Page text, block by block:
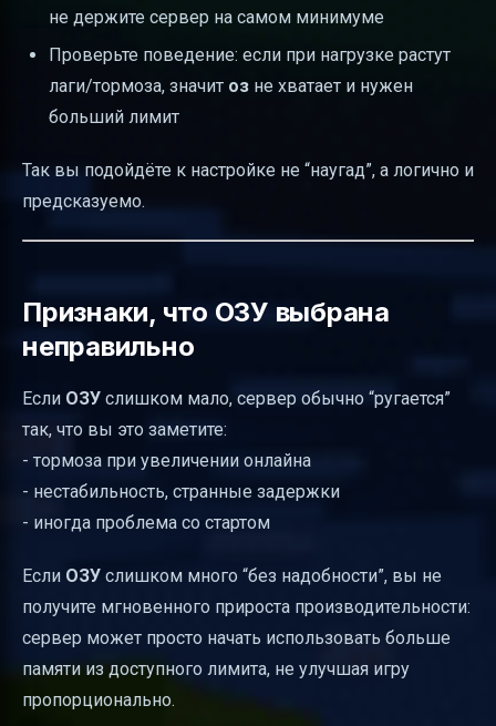
не держите сервер на самом минимуме
Проверьте поведение: если при нагрузке растут
лаги/тормоза, значит оз не хватает и нужен
больший лимит
Так вы подойдёте к настройке не “наугад”, а логично и
предсказуемо.
Признаки, что ОЗУ выбрана
неправильно
Если ОЗУ слишком мало, сервер обычно “ругается”
так, что вы это заметите:
- тормоза при увеличении онлайна
- нестабильность, странные задержки
- иногда проблема со стартом
Если ОЗУ слишком много “без надобности”, вы не
получите мгновенного прироста производительности:
сервер может просто начать использовать больше
памяти из доступного лимита, не улучшая игру
пропорционально.